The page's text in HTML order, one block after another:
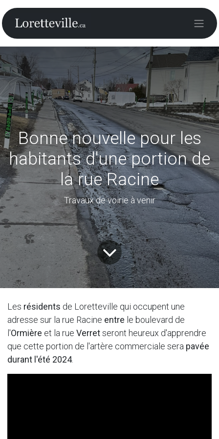
Bonne nouvelle pour les
habitants d'une portion de
la rue Racine
Travaux de voirie à venir
Les résidents de Loretteville qui occupent une
adresse sur la rue Racine entre le boulevard de
l'Ormière et la rue Verretseront heureux d'apprendre
que cette portion de l'artère commerciale sera pavée
durant l'été 2024.